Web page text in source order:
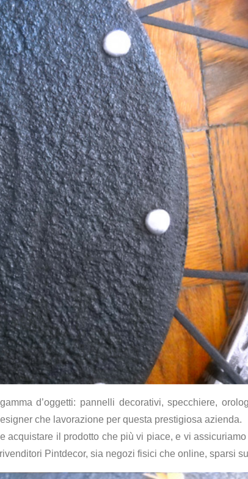
d’oggetti: pannelli decorativi, specchiere,
che lavorazione per questa prestigiosa azienda.
acquistare il prodotto che più vi piace, e vi
Pintdecor, sia negozi fisici che online, sparsi